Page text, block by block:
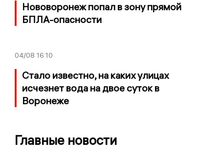
Нововоронеж попал в зону прямой
БПЛА-опасности
04/08 16:10
Стало известно, на каких улицах
исчезнет вода на двое суток в
Воронеже
Главные новости